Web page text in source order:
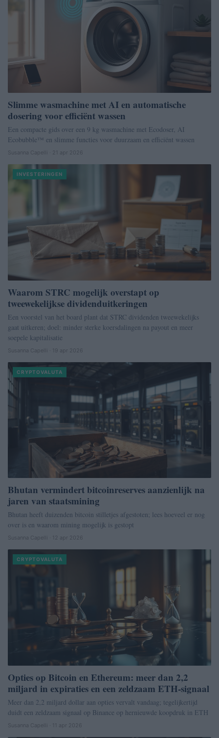
Slimme wasmachine met AI en automatische
dosering voor efficiënt wassen
Een compacte gids over een 9 kg wasmachine met Ecodoser, AI
Ecobubble™ en slimme functies voor duurzaam en efficiënt wassen
Susanna Capelli · 21 apr 2026
INVESTERINGEN
Waarom STRC mogelijk overstapt op
tweewekelijkse dividenduitkeringen
Een voorstel van het board plant dat STRC dividenden tweewekelijks
gaat uitkeren; doel: minder sterke koersdalingen na payout en meer
soepele kapitalisatie
Susanna Capelli · 19 apr 2026
CRYPTOVALUTA
Bhutan vermindert bitcoinreserves aanzienlijk na
jaren van staatsmining
Bhutan heeft duizenden bitcoin stilletjes afgestoten; lees hoeveel er nog
over is en waarom mining mogelijk is gestopt
Susanna Capelli · 12 apr 2026
CRYPTOVALUTA
Opties op Bitcoin en Ethereum: meer dan 2,2
miljard in expiraties en een zeldzaam ETH-signaal
Meer dan 2,2 miljard dollar aan opties vervalt vandaag; tegelijkertijd
duidt een zeldzaam signaal op Binance op hernieuwde koopdruk in ETH
Susanna Capelli · 11 apr 2026